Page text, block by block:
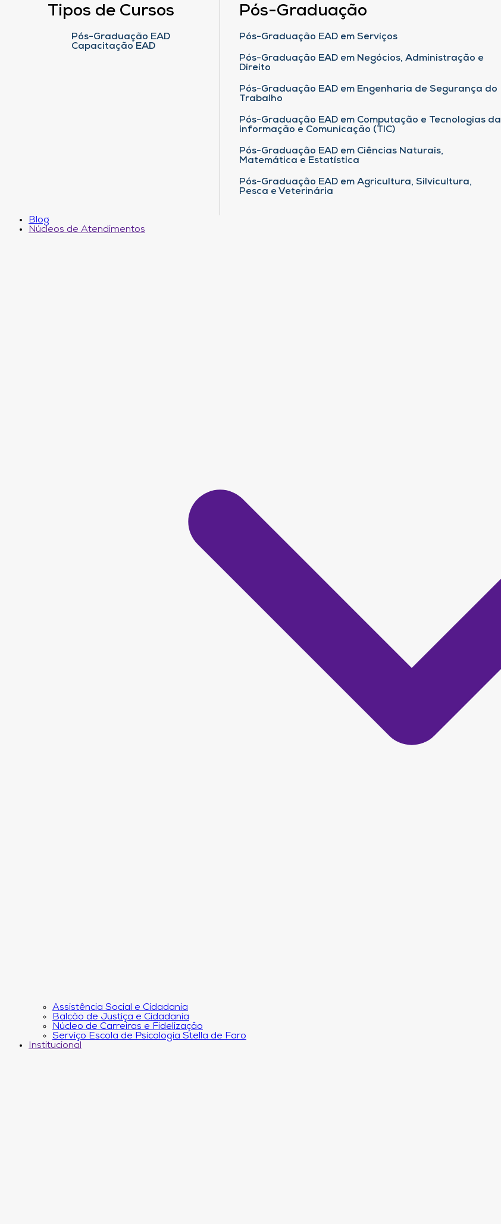
Tipos de Cursos
Pós-Graduação EAD
Capacitação EAD
Pós-Graduação
Pós-Graduação EAD em Serviços
Pós-Graduação EAD em Negócios, Administração e
Direito
Pós-Graduação EAD em Engenharia de Segurança do
Trabalho
Pós-Graduação EAD em Computação e Tecnologias da
informação e Comunicação (TIC)
Pós-Graduação EAD em Ciências Naturais,
Matemática e Estatística
Pós-Graduação EAD em Agricultura, Silvicultura,
Pesca e Veterinária
Blog
Núcleos de Atendimentos
Assistência Social e Cidadania
Balcão de Justiça e Cidadania
Núcleo de Carreiras e Fidelização
Serviço Escola de Psicologia Stella de Faro
Institucional